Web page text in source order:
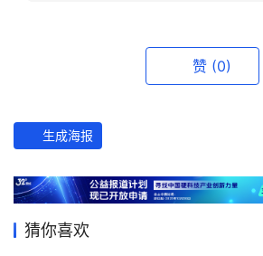
产
经
数
据
赞 (0)
生成海报
猜你喜欢